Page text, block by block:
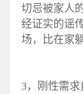
切忌被家人
经证实的谣
场，比在家
3，刚性需